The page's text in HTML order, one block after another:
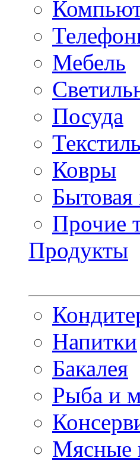
Мебель
Посуда
Текстиль
Ковры
Прочие
Продукты
Напитки
Бакалея
Рыба и
Мясные